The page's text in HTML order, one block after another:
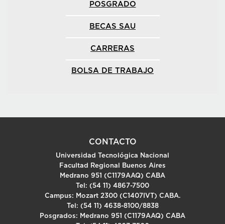
POSGRADO
BECAS SAU
CARRERAS
BOLSA DE TRABAJO
CONTACTO
Universidad Tecnológica Nacional
Facultad Regional Buenos Aires
Medrano 951 (C1179AAQ) CABA
Tel: (54 11) 4867-7500
Campus: Mozart 2300 (C1407IVT) CABA.
Tel: (54 11) 4638-8100/8838
Posgrados: Medrano 951 (C1179AAQ) CABA